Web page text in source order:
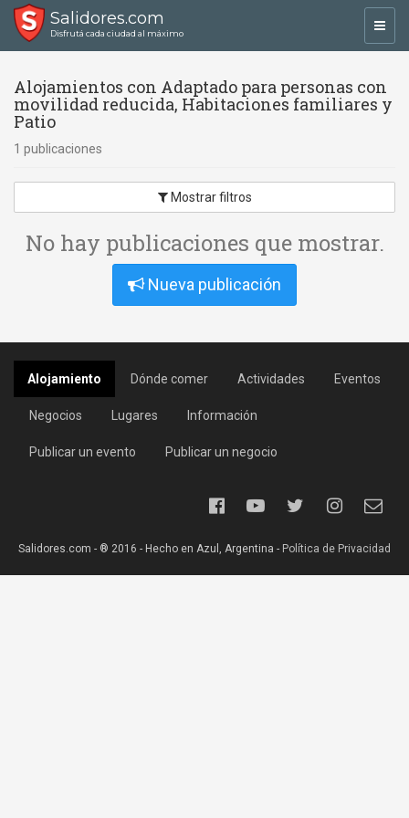
Salidores.com
Disfrutá cada ciudad al máximo
Alojamientos con Adaptado para personas con
movilidad reducida, Habitaciones familiares y
Patio
1 publicaciones
Mostrar filtros
No hay publicaciones que mostrar.
Nueva publicación
Alojamiento Dónde comer Actividades Eventos
Negocios Lugares Información
Publicar un evento Publicar un negocio
Salidores.com - ® 2016 - Hecho en Azul, Argentina - Política de Privacidad